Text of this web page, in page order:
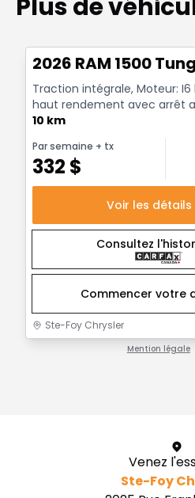
Plus de
2026 RAM 1500
Traction intégrale, Moteur: I6
haut rendement avec arrêt
- Essenc...
10 km
Par semaine + tx
332 $
Voir les détails
Consultez
Commencer votre
Ste-Foy Chrysler
Mention légale
Venez
Ste-Foy